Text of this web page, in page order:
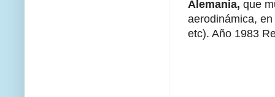
Alemania, que
aerodinámica,
etc). Año 1983